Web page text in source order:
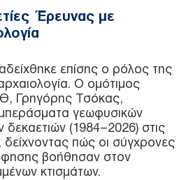
Έρευνας με
επίσης ο ρόλος της
Ο ομότιμος
Γρηγόρης Τσόκας,
γεωφυσικών
(1984–2026) στις
δείχνοντας πώς οι σύγχρονες
βοήθησαν στον
κτισμάτων.